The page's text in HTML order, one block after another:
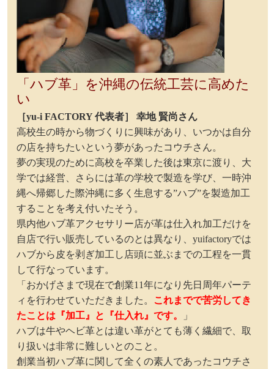
「ハブ革」を沖縄の伝統工芸に高めた
い
［yu-i FACTORY 代表者］ 幸地 賢尚さん
高校生の時から物づくりに興味があり、いつかは自分
の店を持ちたいという夢があったコウチさん。
夢の実現のために高校を卒業した後は東京に渡り、大
学では経営、さらには革の学校で製造を学び、一時沖
縄へ帰郷した際沖縄に多く生息する”ハブ”を製造加工
することを考え付いたそう。
県内他ハブ革アクセサリー店が革は仕入れ加工だけを
自店で行い販売しているのとは異なり、yuifactoryでは
ハブから皮を剥ぎ加工し店頭に並ぶまでの工程を一貫
して行なっています。
「おかげさまで現在で創業11年になり先日周年パーテ
ィを行わせていただきました。
これまでで苦労してき
たことは『加工』と『仕入れ』です。
」
ハブは牛やヘビ革とは違い革がとても薄く繊細で、取
り扱いは非常に難しいとのこと。
創業当初ハブ革に関して全くの素人であったコウチさ